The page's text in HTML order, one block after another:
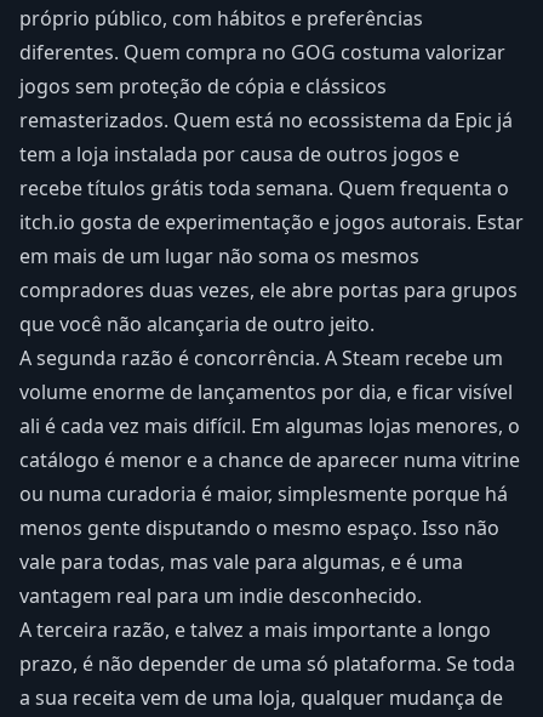
próprio público, com hábitos e preferências
diferentes. Quem compra no GOG costuma valorizar
jogos sem proteção de cópia e clássicos
remasterizados. Quem está no ecossistema da Epic já
tem a loja instalada por causa de outros jogos e
recebe títulos grátis toda semana. Quem frequenta o
itch.io gosta de experimentação e jogos autorais. Estar
em mais de um lugar não soma os mesmos
compradores duas vezes, ele abre portas para grupos
que você não alcançaria de outro jeito.
A segunda razão é concorrência. A Steam recebe um
volume enorme de lançamentos por dia, e ficar visível
ali é cada vez mais difícil. Em algumas lojas menores, o
catálogo é menor e a chance de aparecer numa vitrine
ou numa curadoria é maior, simplesmente porque há
menos gente disputando o mesmo espaço. Isso não
vale para todas, mas vale para algumas, e é uma
vantagem real para um indie desconhecido.
A terceira razão, e talvez a mais importante a longo
prazo, é não depender de uma só plataforma. Se toda
a sua receita vem de uma loja, qualquer mudança de